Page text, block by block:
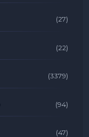
(27)
(22)
(3379)
(94)
(47)